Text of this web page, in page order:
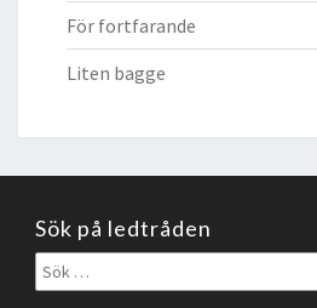
För fortfarande
Liten bagge
Sök på ledtråden
Sök
efter: